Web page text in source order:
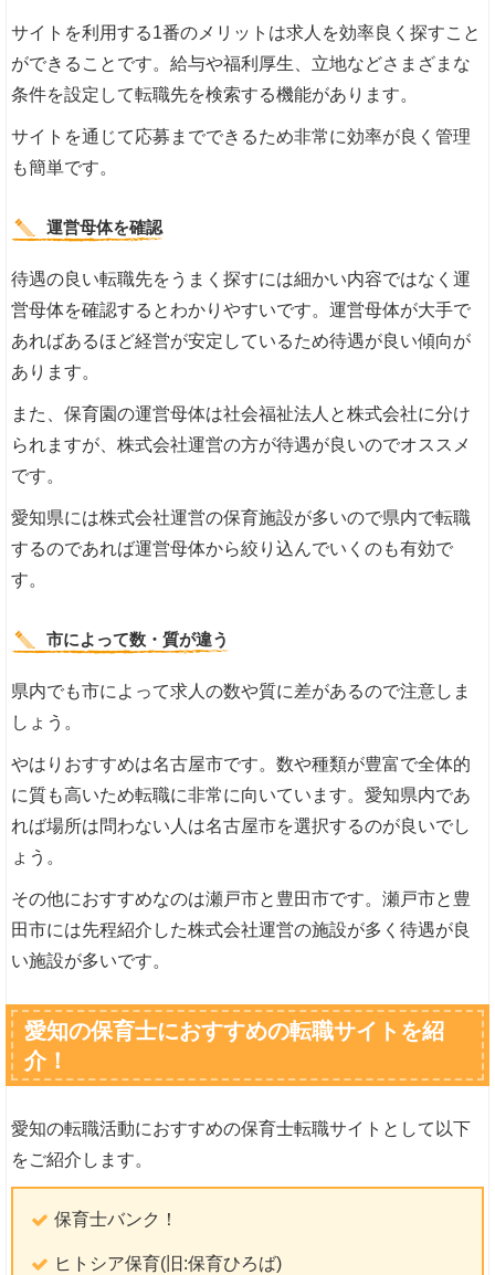
サイトを利用する1番のメリットは求人を効率良く探すこと
ができることです。給与や福利厚生、立地などさまざまな
条件を設定して転職先を検索する機能があります。
サイトを通じて応募までできるため非常に効率が良く管理
も簡単です。
運営母体を確認
待遇の良い転職先をうまく探すには細かい内容ではなく運
営母体を確認するとわかりやすいです。運営母体が大手で
あればあるほど経営が安定しているため待遇が良い傾向が
あります。
また、保育園の運営母体は社会福祉法人と株式会社に分け
られますが、株式会社運営の方が待遇が良いのでオススメ
です。
愛知県には株式会社運営の保育施設が多いので県内で転職
するのであれば運営母体から絞り込んでいくのも有効で
す。
市によって数・質が違う
県内でも市によって求人の数や質に差があるので注意しま
しょう。
やはりおすすめは名古屋市です。数や種類が豊富で全体的
に質も高いため転職に非常に向いています。愛知県内であ
れば場所は問わない人は名古屋市を選択するのが良いでし
ょう。
その他におすすめなのは瀬戸市と豊田市です。瀬戸市と豊
田市には先程紹介した株式会社運営の施設が多く待遇が良
い施設が多いです。
愛知の保育士におすすめの転職サイトを紹
介！
愛知の転職活動におすすめの保育士転職サイトとして以下
をご紹介します。
保育士バンク！
ヒトシア保育(旧:保育ひろば)